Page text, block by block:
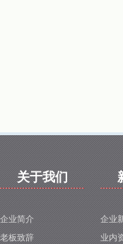
关于我们
企业简介
老板致辞
企业
业内